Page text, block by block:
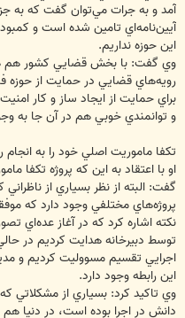
آمد و به جرات مي‌توان گفت كه به جز
آيين‌نامه‌اي تامين شده است و
اين حوزه نداريم.
وي گفت: با بخش قضايي كشور هم
رويه‌هاي قضايي در حمايت از حوزه
و توانمندي خوبي هم در آن جا به
تكفا ماموريت اصلي خود را به انجام
او با اعتقاد به اين كه پروژه تكفا
گفت: البته از نظر بسياري از
پروژه‌هاي مختلفي وجود دارد كه
نكته اشاره كرد كه در آغاز عده‌اي
توسط دبيرخانه هدايت كرديم در
اجرايي تقسيم مسووليت كرديم و
اين رابطه وجود دارد.
وي تاكيد كرد: بسياري از مشکلاتي